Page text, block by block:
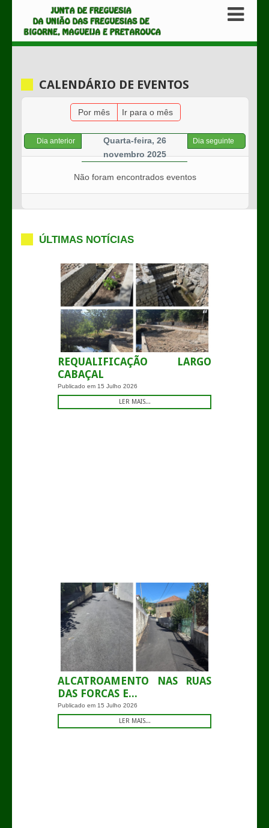
CALENDÁRIO DE EVENTOS
Por mês Ir para o mês
Dia anterior
Quarta-feira, 26
novembro 2025
Dia seguinte
Não foram encontrados eventos
ÚLTIMAS NOTÍCIAS
REQUALIFICAÇÃO LARGO
CABAÇAL
Publicado em 15 Julho 2026
LER MAIS...
ALCATROAMENTO NAS RUAS
DAS FORCAS E...
Publicado em 15 Julho 2026
LER MAIS...